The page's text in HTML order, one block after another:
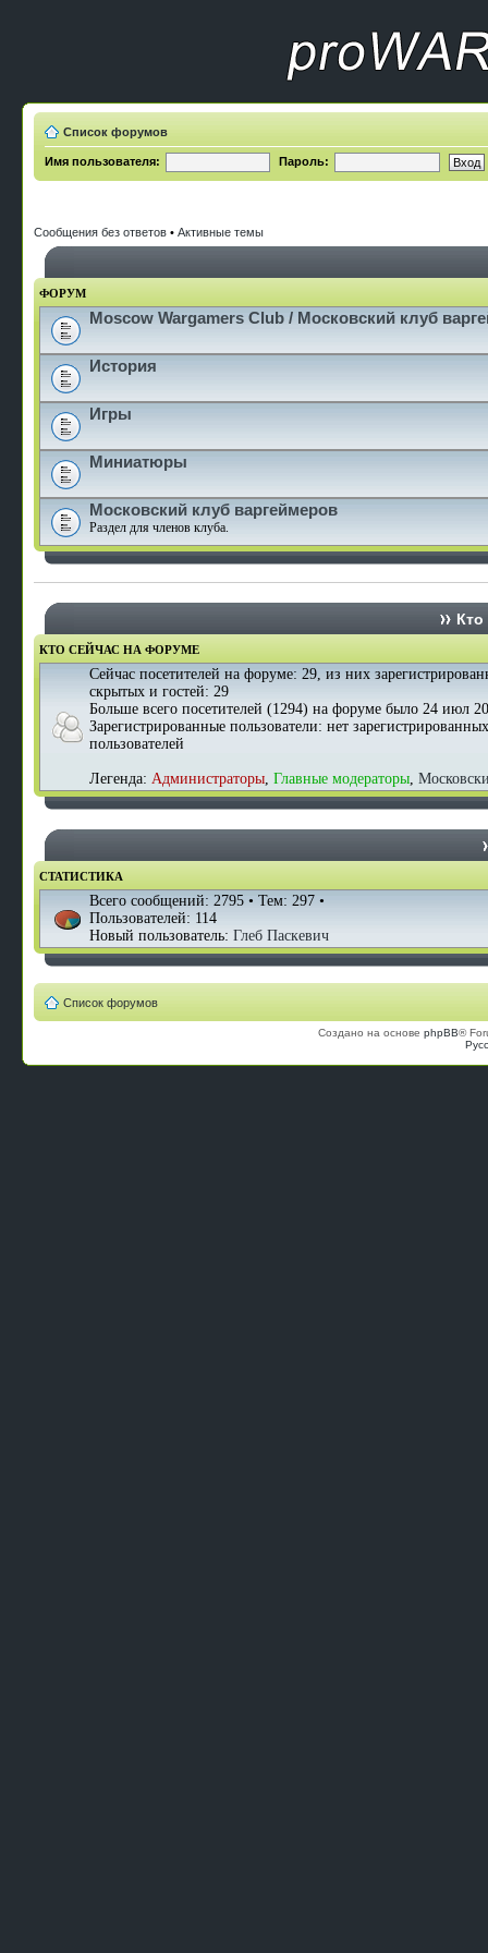
Список форумов
Имя пользователя: Пароль:
Сообщения без ответов • Активные темы
ФОРУМ
Moscow Wargamers Club / Московский клуб
История
Игры
Миниатюры
Московский клуб варгеймеров
Раздел для членов клуба.
КТО СЕЙЧАС НА ФОРУМЕ
Сейчас посетителей на форуме: 29, из них
скрытых и гостей: 29
Больше всего посетителей (1294) на форуме было 24 июл
Зарегистрированные пользователи: нет зарегистрированных
пользователей
Легенда: Администраторы, Главные модераторы,
СТАТИСТИКА
Всего сообщений: 2795 • Тем: 297 •
Пользователей: 114
Новый пользователь: Глеб Паскевич
Список форумов
Создано на основе phpBB®